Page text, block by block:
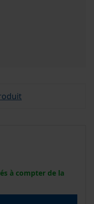
à compter de la